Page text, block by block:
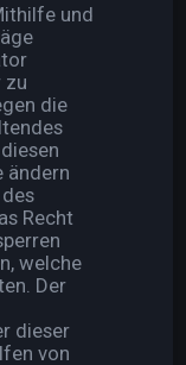
und
zu
die
ändern
Recht
welche
Der
dieser
von